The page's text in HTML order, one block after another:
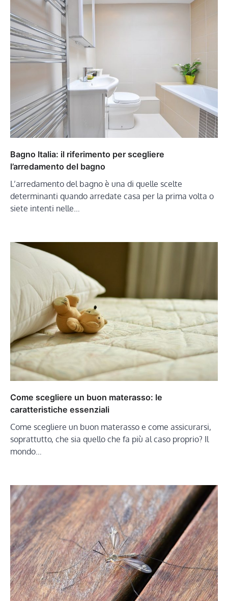
Bagno Italia: il riferimento per scegliere
l’arredamento del bagno
L’arredamento del bagno è una di quelle scelte
determinanti quando arredate casa per la prima volta o
siete intenti nelle…
Come scegliere un buon materasso: le
caratteristiche essenziali
Come scegliere un buon materasso e come assicurarsi,
soprattutto, che sia quello che fa più al caso proprio? Il
mondo…